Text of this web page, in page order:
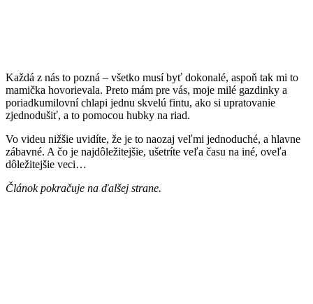
Každá z nás to pozná – všetko musí byť dokonalé, aspoň tak mi to
mamička hovorievala. Preto mám pre vás, moje milé gazdinky a
poriadkumilovní chlapi jednu skvelú fintu, ako si upratovanie
zjednodušiť, a to pomocou hubky na riad.
Vo videu nižšie uvidíte, že je to naozaj veľmi jednoduché, a hlavne
zábavné. A čo je najdôležitejšie, ušetríte veľa času na iné, oveľa
dôležitejšie veci…
Článok pokračuje na ďalšej strane.